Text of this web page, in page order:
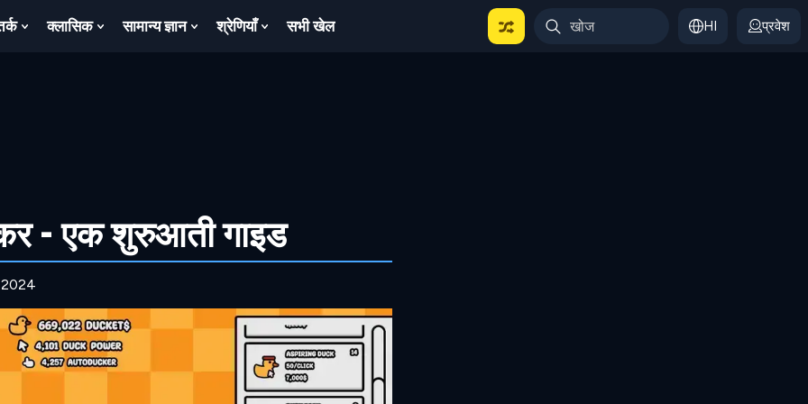
Show
क्लासिक
Show
सामान्य ज्ञान
Show
श्रेणियाँ
Show
सभी खेल HI प्रवेश
- एक शुरुआती गाइड